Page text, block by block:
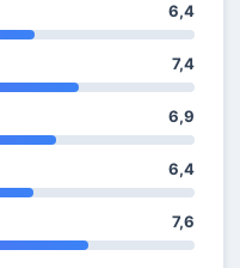
6,4
7,4
6,9
6,4
7,6